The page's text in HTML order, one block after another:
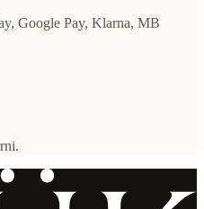
Google Pay, Klarna, MB